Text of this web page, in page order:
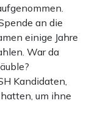
an die
einige Jahre
War da
Kandidaten,
um ihne